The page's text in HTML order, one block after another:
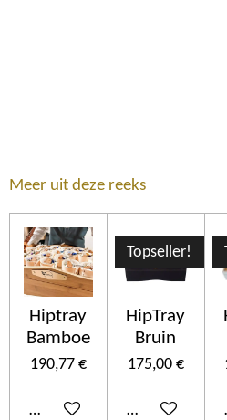
Meer uit deze reeks
Hiptray
Bamboe
190,77 €
Ajouter au panier
Topseller!
HipTray
Bruin
175,00 €
Ajouter au